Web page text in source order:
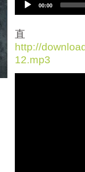
i
o
P
00:00
http://
12.mp3